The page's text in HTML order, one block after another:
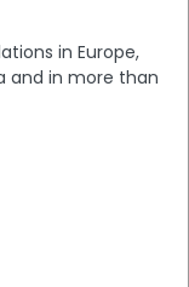
in Europe,
and in more than